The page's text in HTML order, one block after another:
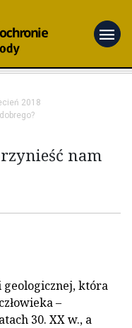
menu
2018
nam
geologicznej, która
–
30. XX w., a